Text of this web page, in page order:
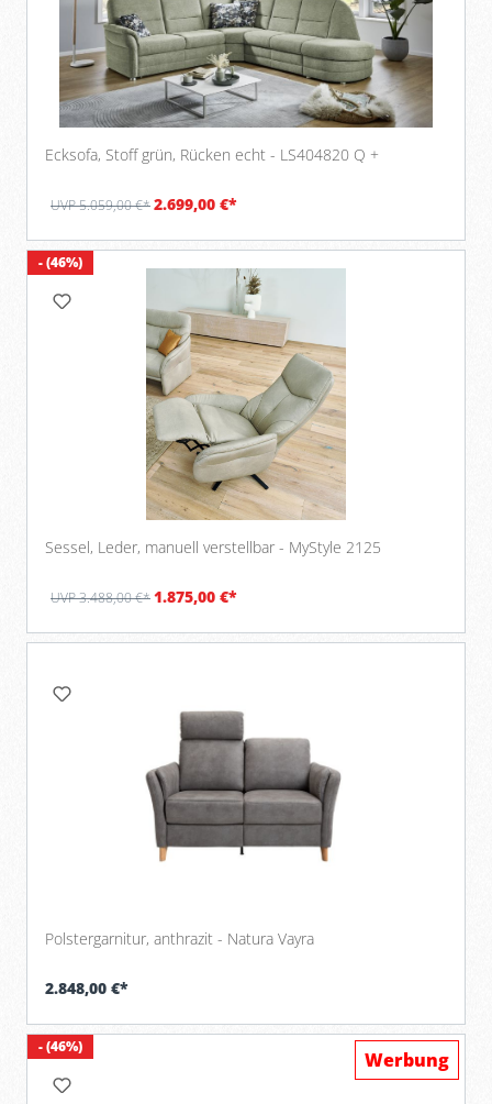
Ecksofa, Stoff grün, Rücken echt - LS404820 Q +
UVP 5.059,00 €*2.699,00 €*
- (46%)
Sessel, Leder, manuell verstellbar - MyStyle 2125
UVP 3.488,00 €*1.875,00 €*
Polstergarnitur, anthrazit - Natura Vayra
2.848,00 €*
- (46%)
Werbung